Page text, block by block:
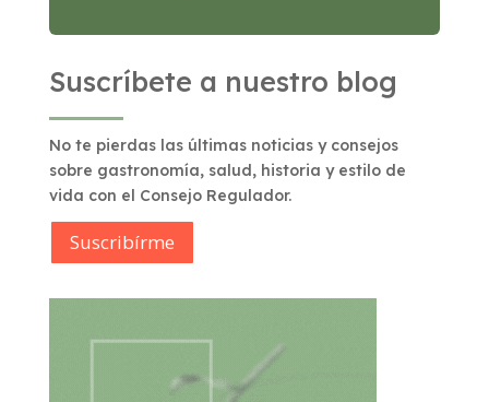
Suscríbete a nuestro blog
No te pierdas las últimas noticias y consejos
sobre gastronomía, salud, historia y estilo de
vida con el Consejo Regulador.
Suscribírme